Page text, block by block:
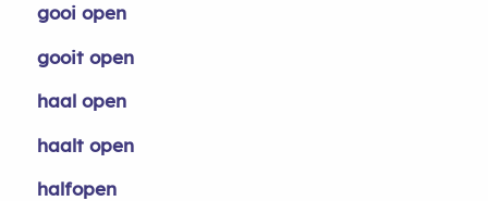
gooi open
gooit open
haal open
haalt open
halfopen